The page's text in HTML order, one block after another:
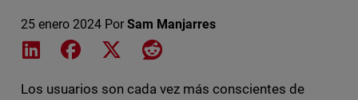
25 enero 2024 Por Sam Manjarres
Share on LinkedIn
Share on Facebook
Share on XShare on Reddit
Los usuarios son cada vez más conscientes de